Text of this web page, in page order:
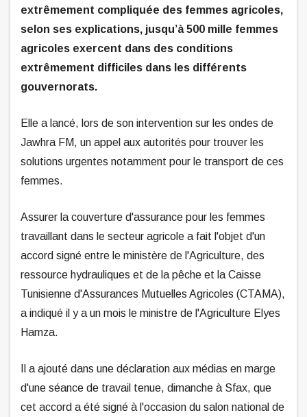
extrêmement compliquée des femmes agricoles,
selon ses explications, jusqu’à 500 mille femmes
agricoles exercent dans des conditions
extrêmement difficiles dans les différents
gouvernorats.
Elle a lancé, lors de son intervention sur les ondes de
Jawhra FM, un appel aux autorités pour trouver les
solutions urgentes notamment pour le transport de ces
femmes.
Assurer la couverture d'assurance pour les femmes
travaillant dans le secteur agricole a fait l'objet d'un
accord signé entre le ministère de l'Agriculture, des
ressource hydrauliques et de la pêche et la Caisse
Tunisienne d'Assurances Mutuelles Agricoles (CTAMA),
a indiqué il y a un mois le ministre de l'Agriculture Elyes
Hamza.
Il a ajouté dans une déclaration aux médias en marge
d'une séance de travail tenue, dimanche à Sfax, que
cet accord a été signé à l'occasion du salon national de